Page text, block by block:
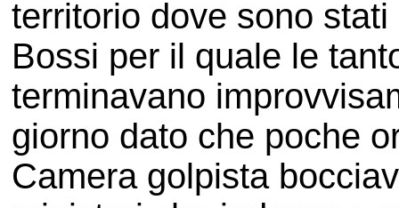
territorio dove sono
Bossi per il quale le
terminavano
giorno dato che poche
Camera golpista